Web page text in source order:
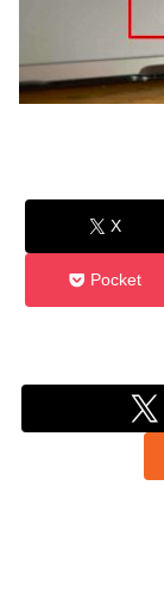
X
Pocket